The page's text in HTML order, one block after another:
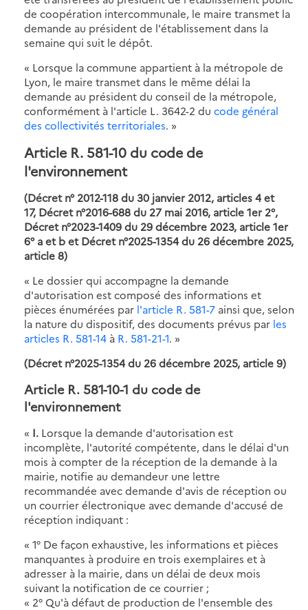
de coopération intercommunale, le maire transmet la
demande au président de l'établissement dans la
semaine qui suit le dépôt.
« Lorsque la commune appartient à la métropole de
Lyon, le maire transmet dans le même délai la
demande au président du conseil de la métropole,
conformément à l'article L. 3642-2 du code général
des collectivités territoriales. »
Article R. 581-10 du code de
l'environnement
(Décret n° 2012-118 du 30 janvier 2012, articles 4 et
17, Décret n°2016-688 du 27 mai 2016, article 1er 2°,
Décret n°2023-1409 du 29 décembre 2023, article 1er
6° a et b etDécret n°2025-1354 du 26 décembre 2025,
article 8)
« Le dossier qui accompagne la demande
d'autorisation est composé des informations et
pièces énumérées par l'article R. 581-7 ainsi que, selon
la nature du dispositif, des documents prévus par les
articles R. 581-14 à R. 581-21-1. »
(Décret n°2025-1354 du 26 décembre 2025, article 9)
Article R. 581-10-1 du code de
l'environnement
« I. Lorsque la demande d'autorisation est
incomplète, l'autorité compétente, dans le délai d'un
mois à compter de la réception de la demande à la
mairie, notifie au demandeur une lettre
recommandée avec demande d'avis de réception ou
un courrier électronique avec demande d'accusé de
réception indiquant :
« 1° De façon exhaustive, les informations et pièces
manquantes à produire en trois exemplaires et à
adresser à la mairie, dans un délai de deux mois
suivant la notification de ce courrier ;
« 2° Qu'à défaut de production de l'ensemble des